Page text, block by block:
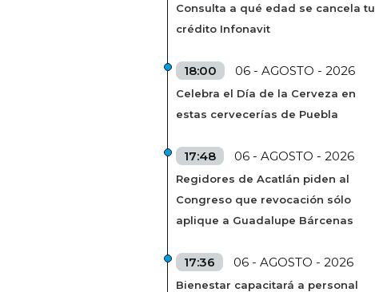
Consulta a qué edad se cancela tu
crédito Infonavit
18:00 06 - AGOSTO - 2026
Celebra el Día de la Cerveza en
estas cervecerías de Puebla
17:48 06 - AGOSTO - 2026
Regidores de Acatlán piden al
Congreso que revocación sólo
aplique a Guadalupe Bárcenas
17:36 06 - AGOSTO - 2026
Bienestar capacitará a personal